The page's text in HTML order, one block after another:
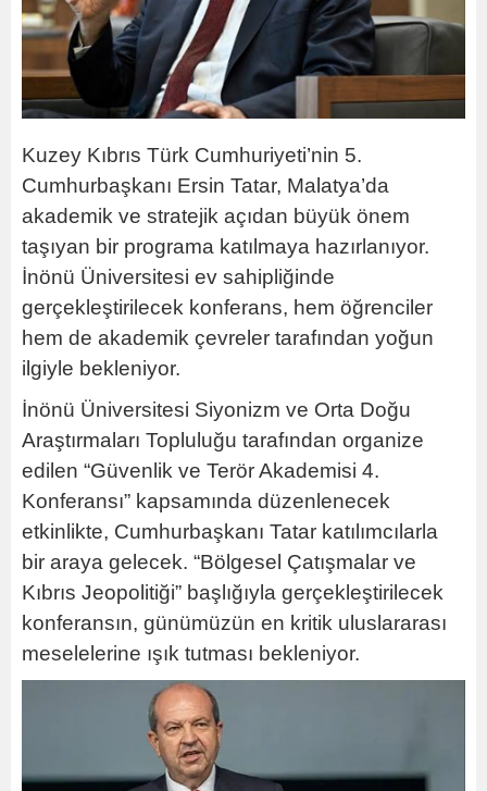
Kuzey Kıbrıs Türk Cumhuriyeti’nin 5.
Cumhurbaşkanı Ersin Tatar, Malatya’da
akademik ve stratejik açıdan büyük önem
taşıyan bir programa katılmaya hazırlanıyor.
İnönü Üniversitesi ev sahipliğinde
gerçekleştirilecek konferans, hem öğrenciler
hem de akademik çevreler tarafından yoğun
ilgiyle bekleniyor.
İnönü Üniversitesi Siyonizm ve Orta Doğu
Araştırmaları Topluluğu tarafından organize
edilen “Güvenlik ve Terör Akademisi 4.
Konferansı” kapsamında düzenlenecek
etkinlikte, Cumhurbaşkanı Tatar katılımcılarla
bir araya gelecek. “Bölgesel Çatışmalar ve
Kıbrıs Jeopolitiği” başlığıyla gerçekleştirilecek
konferansın, günümüzün en kritik uluslararası
meselelerine ışık tutması bekleniyor.